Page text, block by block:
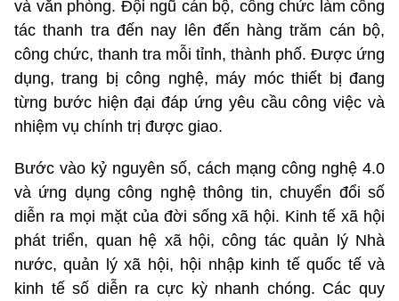
và văn phòng. Đội ngũ cán bộ, công chức làm công
tác thanh tra đến nay lên đến hàng trăm cán bộ,
công chức, thanh tra mỗi tỉnh, thành phố. Được ứng
dụng, trang bị công nghệ, máy móc thiết bị đang
từng bước hiện đại đáp ứng yêu cầu công việc và
nhiệm vụ chính trị được giao.
Bước vào kỷ nguyên số, cách mạng công nghệ 4.0
và ứng dụng công nghệ thông tin, chuyển đổi số
diễn ra mọi mặt của đời sống xã hội. Kinh tế xã hội
phát triển, quan hệ xã hội, công tác quản lý Nhà
nước, quản lý xã hội, hội nhập kinh tế quốc tế và
kinh tế số diễn ra cực kỳ nhanh chóng. Các quy